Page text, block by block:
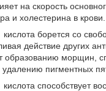
на скорость
и холестерина в крови.
борется со
действие других
образованию морщин,
пигментных
способствует